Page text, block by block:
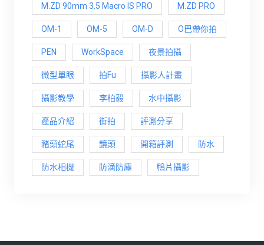
M.ZD 90mm 3.5 Macro IS PRO M.ZD PRO
OM-1 OM-5 OM-D O巴帶你拍
PEN WorkSpace 夜景拍攝
微型單眼 拍Fu 攝影人計畫
攝影教學 李柏毅 水中攝影
產品介紹 街拍 評測分享
豬頭蛇尾 鏡頭 開箱評測 防水
防水相機 防滴防塵 鴨片攝影